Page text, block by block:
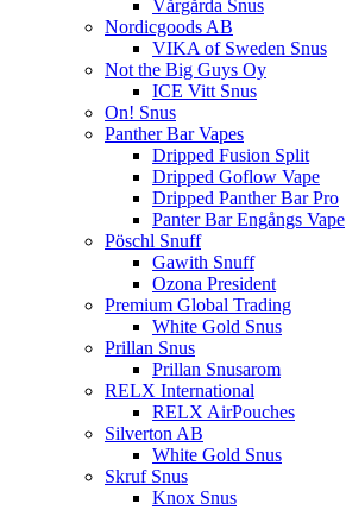
Vårgårda Snus
Nordicgoods AB
VIKA of Sweden Snus
Not the Big Guys Oy
ICE Vitt Snus
On! Snus
Panther Bar Vapes
Dripped Fusion Split
Dripped Goflow Vape
Dripped Panther Bar Pro
Panter Bar Engångs Vape
Pöschl Snuff
Gawith Snuff
Ozona President
Premium Global Trading
White Gold Snus
Prillan Snus
Prillan Snusarom
RELX International
RELX AirPouches
Silverton AB
White Gold Snus
Skruf Snus
Knox Snus